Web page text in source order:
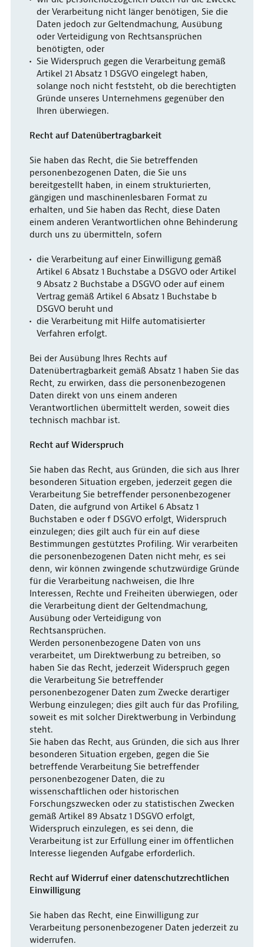
der Verarbeitung nicht länger benötigen, Sie die
Daten jedoch zur Geltendmachung, Ausübung
oder Verteidigung von Rechtsansprüchen
benötigten, oder
Sie Widerspruch gegen die Verarbeitung gemäß
Artikel 21 Absatz 1 DSGVO eingelegt haben,
solange noch nicht feststeht, ob die berechtigten
Gründe unseres Unternehmens gegenüber den
Ihren überwiegen.
Recht auf Datenübertragbarkeit
Sie haben das Recht, die Sie betreffenden
personenbezogenen Daten, die Sie uns
bereitgestellt haben, in einem strukturierten,
gängigen und maschinenlesbaren Format zu
erhalten, und Sie haben das Recht, diese Daten
einem anderen Verantwortlichen ohne Behinderung
durch uns zu übermitteln, sofern
die Verarbeitung auf einer Einwilligung gemäß
Artikel 6 Absatz 1 Buchstabe a DSGVO oder Artikel
9 Absatz 2 Buchstabe a DSGVO oder auf einem
Vertrag gemäß Artikel 6 Absatz 1 Buchstabe b
DSGVO beruht und
die Verarbeitung mit Hilfe automatisierter
Verfahren erfolgt.
Bei der Ausübung Ihres Rechts auf
Datenübertragbarkeit gemäß Absatz 1 haben Sie das
Recht, zu erwirken, dass die personenbezogenen
Daten direkt von uns einem anderen
Verantwortlichen übermittelt werden, soweit dies
technisch machbar ist.
Recht auf Widerspruch
Sie haben das Recht, aus Gründen, die sich aus Ihrer
besonderen Situation ergeben, jederzeit gegen die
Verarbeitung Sie betreffender personenbezogener
Daten, die aufgrund von Artikel 6 Absatz 1
Buchstaben e oder f DSGVO erfolgt, Widerspruch
einzulegen; dies gilt auch für ein auf diese
Bestimmungen gestütztes Profiling. Wir verarbeiten
die personenbezogenen Daten nicht mehr, es sei
denn, wir können zwingende schutzwürdige Gründe
für die Verarbeitung nachweisen, die Ihre
Interessen, Rechte und Freiheiten überwiegen, oder
die Verarbeitung dient der Geltendmachung,
Ausübung oder Verteidigung von
Rechtsansprüchen.
Werden personenbezogene Daten von uns
verarbeitet, um Direktwerbung zu betreiben, so
haben Sie das Recht, jederzeit Widerspruch gegen
die Verarbeitung Sie betreffender
personenbezogener Daten zum Zwecke derartiger
Werbung einzulegen; dies gilt auch für das Profiling,
soweit es mit solcher Direktwerbung in Verbindung
steht.
Sie haben das Recht, aus Gründen, die sich aus Ihrer
besonderen Situation ergeben, gegen die Sie
betreffende Verarbeitung Sie betreffender
personenbezogener Daten, die zu
wissenschaftlichen oder historischen
Forschungszwecken oder zu statistischen Zwecken
gemäß Artikel 89 Absatz 1 DSGVO erfolgt,
Widerspruch einzulegen, es sei denn, die
Verarbeitung ist zur Erfüllung einer im öffentlichen
Interesse liegenden Aufgabe erforderlich.
Recht auf Widerruf einer datenschutzrechtlichen
Einwilligung
Sie haben das Recht, eine Einwilligung zur
Verarbeitung personenbezogener Daten jederzeit zu
widerrufen.